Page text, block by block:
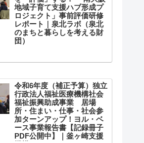
地域子育て支援ハブ形成プ
ロジェクト」事前評価研修
レポート｜泉北ラボ（泉北
のまちと暮らしを考える財
団）
らの事業が社会にどのようなイン
ご存じでしょうか。 「南大阪地域
子育て支援ハブ形成プロジェク
ト」は、国民の休眠預金を資源...
令和6年度（補正予算）独立
行政法人福祉医療機構社会
福祉振興助成事業 居場
所・住まい・仕事・社会参
加ターンアップ！ヨル・ベ
ース事業報告書【記録冊子
PDF公開中】｜釜ヶ崎支援